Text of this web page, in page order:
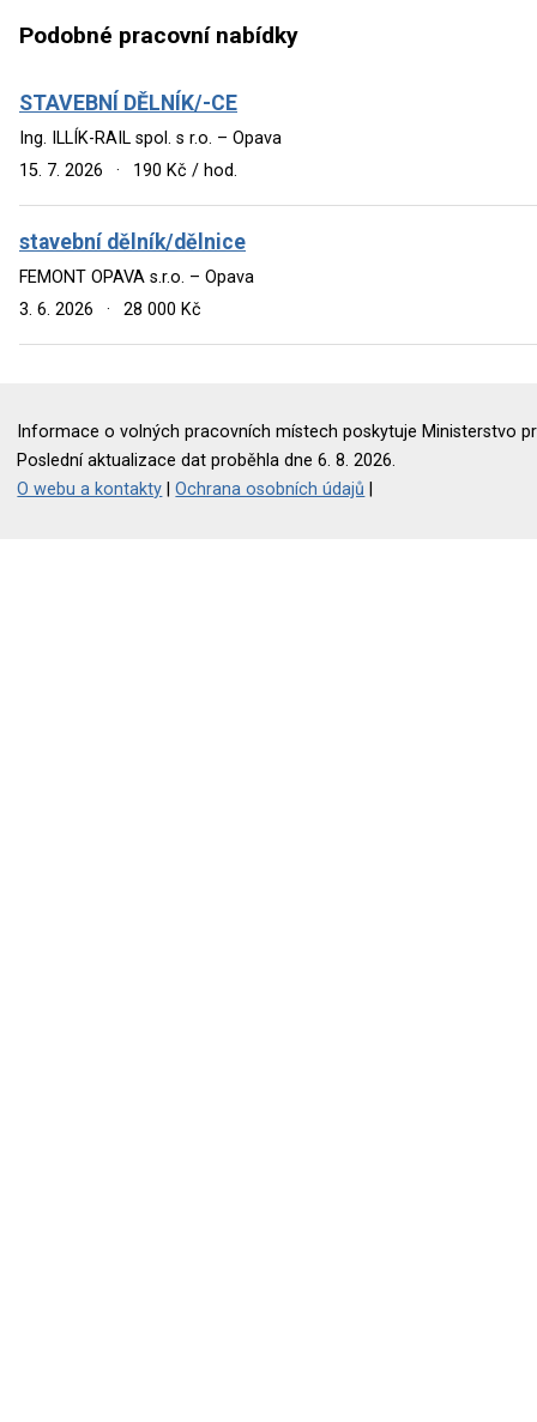
Podobné pracovní nabídky
STAVEBNÍ DĚLNÍK/-CE
Ing. ILLÍK-RAIL spol. s r.o. – Opava
15. 7. 2026
· 190 Kč / hod.
stavební dělník/dělnice
FEMONT OPAVA s.r.o. – Opava
3. 6. 2026
· 28 000 Kč
Informace o volných pracovních místech poskytuje Ministerstvo
Poslední aktualizace dat proběhla dne 6. 8. 2026.
O webu a kontakty |Ochrana osobních údajů